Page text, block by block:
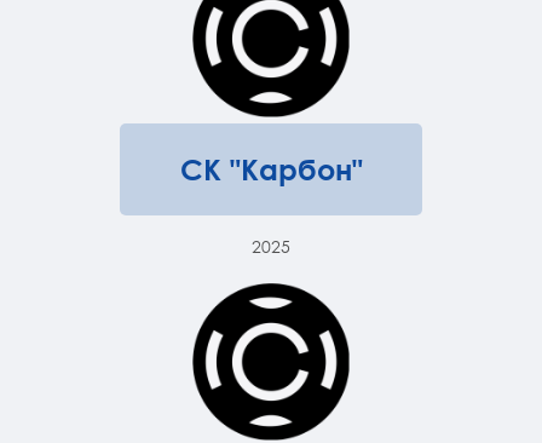
СК "Карбон"
2025